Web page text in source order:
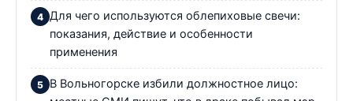
Для чего используются облепиховые свечи:
показания, действие и особенности
применения
В Вольногорске избили должностное лицо: